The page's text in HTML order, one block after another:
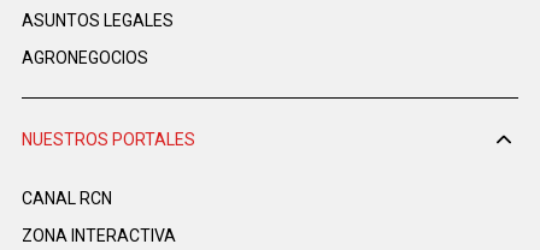
ASUNTOS LEGALES
AGRONEGOCIOS
NUESTROS PORTALES
CANAL RCN
ZONA INTERACTIVA